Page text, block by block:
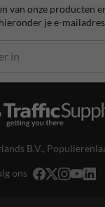
van onze producten
je e-
B.V.,
ons